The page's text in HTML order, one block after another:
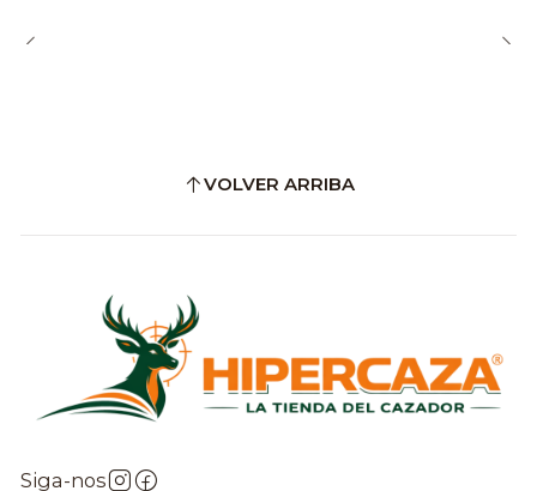
VOLVER ARRIBA
Siga-nos